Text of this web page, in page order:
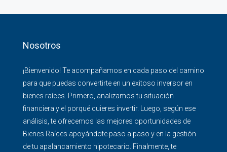
Nosotros
¡Bienvenido! Te acompañamos en cada paso del camino
para que puedas convertirte en un exitoso inversor en
bienes raíces. Primero, analizamos tu situación
financiera y el porqué quieres invertir. Luego, según ese
análisis, te ofrecemos las mejores oportunidades de
Bienes Raíces apoyándote paso a paso y en la gestión
de tu apalancamiento hipotecario. Finalmente, te